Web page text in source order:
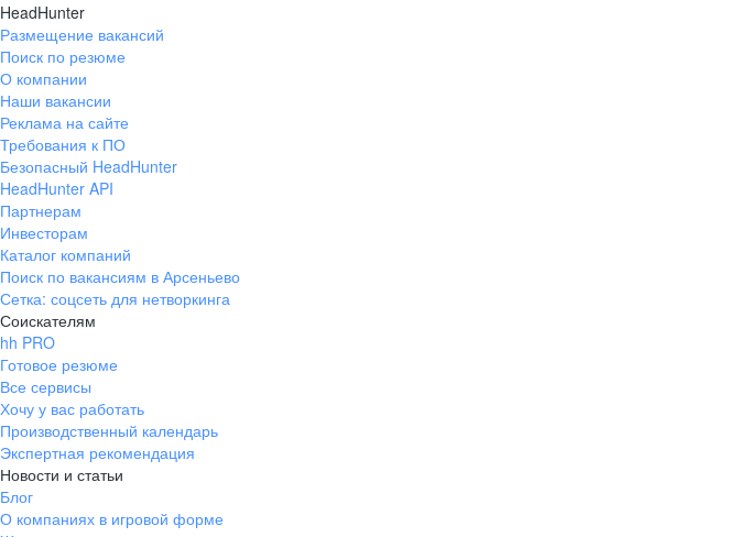
HeadHunter
Размещение вакансий
Поиск по резюме
О компании
Наши вакансии
Реклама на сайте
Требования к ПО
Безопасный HeadHunter
HeadHunter API
Партнерам
Инвесторам
Каталог компаний
Поиск по вакансиям в Арсеньево
Сетка: соцсеть для нетворкинга
Соискателям
hh PRO
Готовое резюме
Все сервисы
Хочу у вас работать
Производственный календарь
Экспертная рекомендация
Новости и статьи
Блог
О компаниях в игровой форме